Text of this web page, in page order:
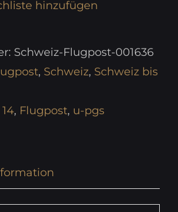
hinzufügen
Schweiz-Flugpost-001636
, Schweiz, Schweiz bis
14, Flugpost, u-pgs